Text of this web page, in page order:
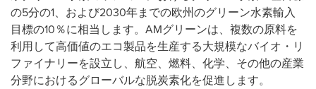
の5分の1、および2030年までの欧州のグリーン水素輸入
目標の10％に相当します。AMグリーンは、複数の原料を
利用して高価値のエコ製品を生産する大規模なバイオ・リ
ファイナリーを設立し、航空、燃料、化学、その他の産業
分野におけるグローバルな脱炭素化を促進します。